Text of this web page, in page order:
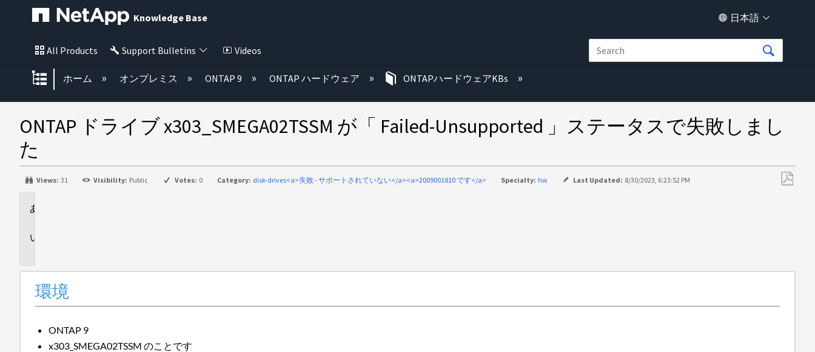
Knowledge Base 日本語
All Products Support Bulletins Videos
グローバル階層を展開/折りたたむ
ホーム オンプレミス ONTAP 9 ONTAP ハードウェア ONTAPハードウェアKBs
ONTAP ドライブ x303_SMEGA02TSSM が「 Failed-Unsupported 」ステータスで失敗しまし
た
Views: 31 Visibility: Public Votes: 0 Category: disk-drives<a>失敗 - サポートされていない</a><a>2009001810 です</a> Specialty: hw Last Updated: 8/30/2023, 6:23:52 PM
環境
ONTAP 9
x303_SMEGA02TSSM のことです